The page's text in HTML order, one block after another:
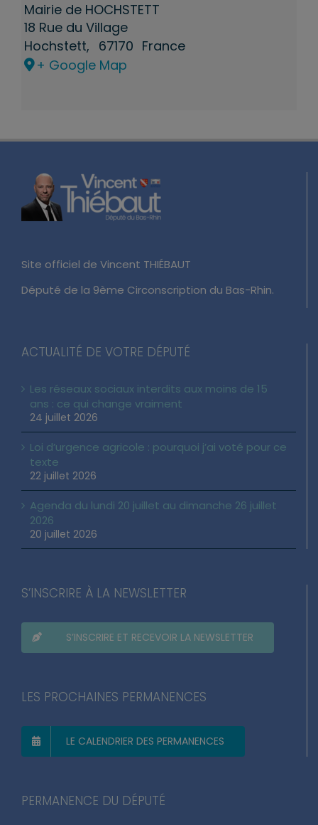
Mairie de HOCHSTETT
18 Rue du Village
Hochstett, 67170 France
+ Google Map
Site officiel de Vincent THIÉBAUT
Député de la 9ème Circonscription du Bas-Rhin.
ACTUALITÉ DE VOTRE DÉPUTÉ
Les réseaux sociaux interdits aux moins de 15
ans : ce qui change vraiment
24 juillet 2026
Loi d’urgence agricole : pourquoi j’ai voté pour ce
texte
22 juillet 2026
Agenda du lundi 20 juillet au dimanche 26 juillet
2026
20 juillet 2026
S’INSCRIRE À LA NEWSLETTER
S’INSCRIRE ET RECEVOIR LA NEWSLETTER
LES PROCHAINES PERMANENCES
LE CALENDRIER DES PERMANENCES
PERMANENCE DU DÉPUTÉ